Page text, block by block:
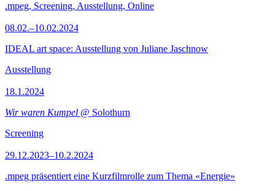
.mpeg, Screening, Ausstellung, Online
08.02.–10.02.2024
IDEAL art space: Ausstellung von Juliane Jaschnow
Ausstellung
18.1.2024
Wir waren Kumpel @ Solothurn
Screening
29.12.2023–10.2.2024
.mpeg präsentiert eine Kurzfilmrolle zum Thema «Energie»